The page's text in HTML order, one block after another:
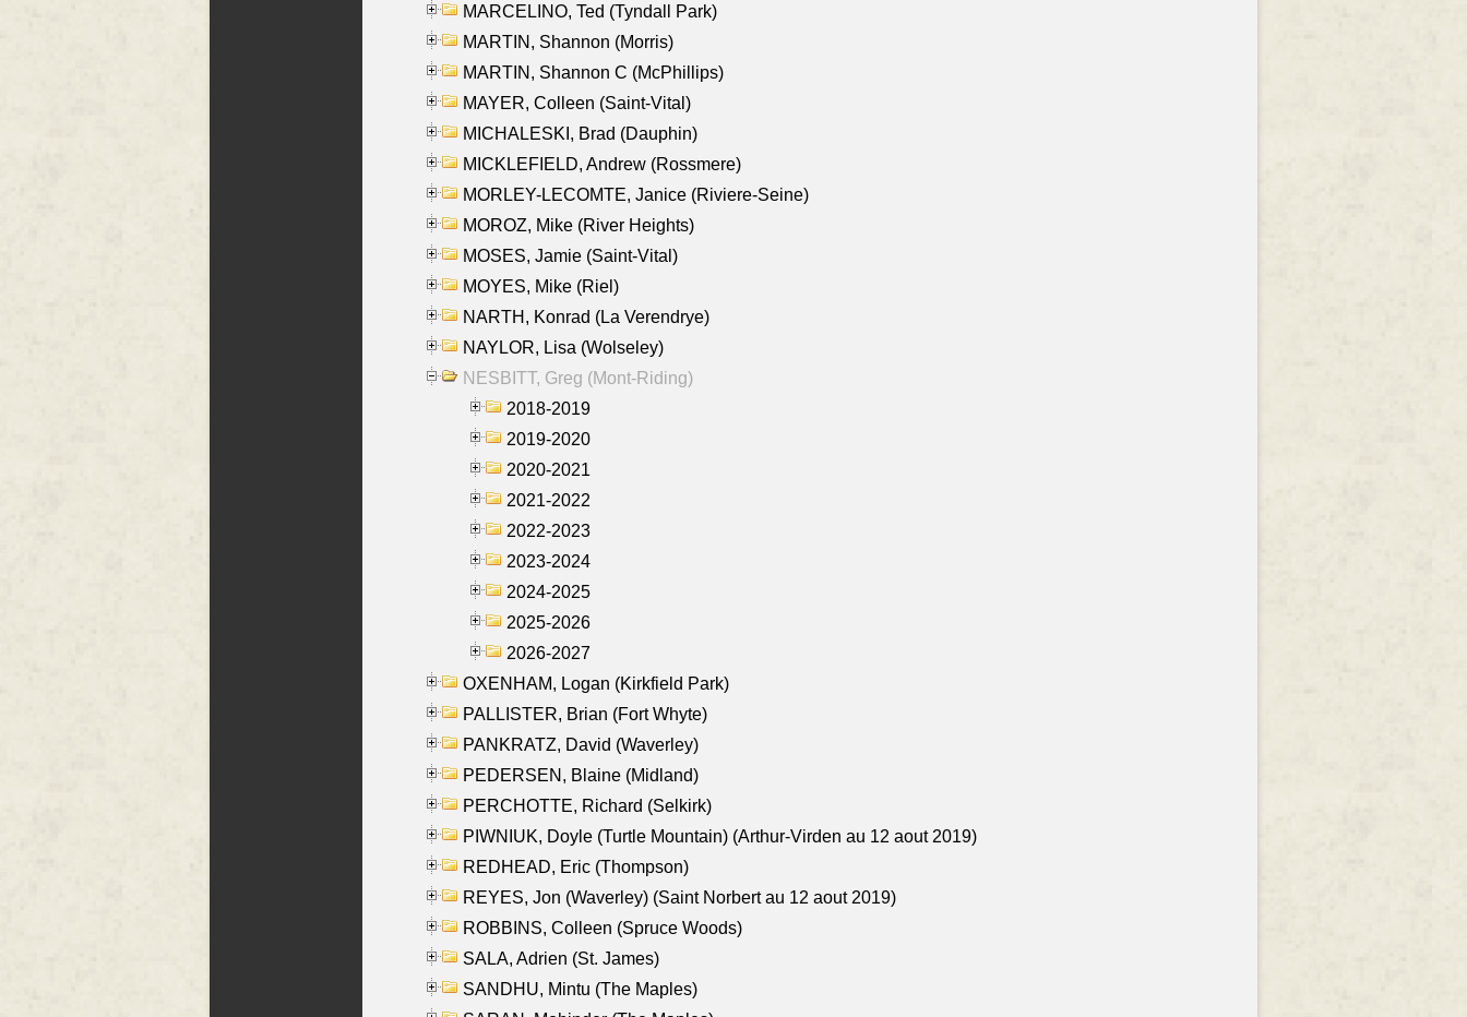
MARCELINO, Ted (Tyndall Park)
MARTIN, Shannon (Morris)
MARTIN, Shannon C (McPhillips)
MAYER, Colleen (Saint-Vital)
MICHALESKI, Brad (Dauphin)
MICKLEFIELD, Andrew (Rossmere)
MORLEY-LECOMTE, Janice (Riviere-Seine)
MOROZ, Mike (River Heights)
MOSES, Jamie (Saint-Vital)
MOYES, Mike (Riel)
NARTH, Konrad (La Verendrye)
NAYLOR, Lisa (Wolseley)
NESBITT, Greg (Mont-Riding)
2018-2019
2019-2020
2020-2021
2021-2022
2022-2023
2023-2024
2024-2025
2025-2026
2026-2027
OXENHAM, Logan (Kirkfield Park)
PALLISTER, Brian (Fort Whyte)
PANKRATZ, David (Waverley)
PEDERSEN, Blaine (Midland)
PERCHOTTE, Richard (Selkirk)
PIWNIUK, Doyle (Turtle Mountain) (Arthur-Virden au 12 aout 2019)
REDHEAD, Eric (Thompson)
REYES, Jon (Waverley) (Saint Norbert au 12 aout 2019)
ROBBINS, Colleen (Spruce Woods)
SALA, Adrien (St. James)
SANDHU, Mintu (The Maples)